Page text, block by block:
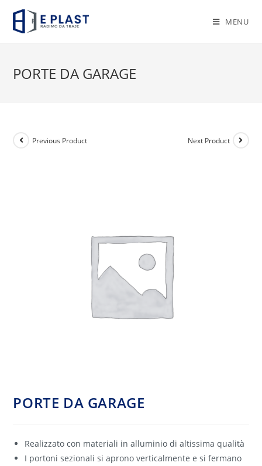
content
MENU
PORTE DA GARAGE
Previous Product Next Product
PORTE DA GARAGE
Realizzato con materiali in alluminio di altissima qualità
I portoni sezionali si aprono verticalmente e si fermano